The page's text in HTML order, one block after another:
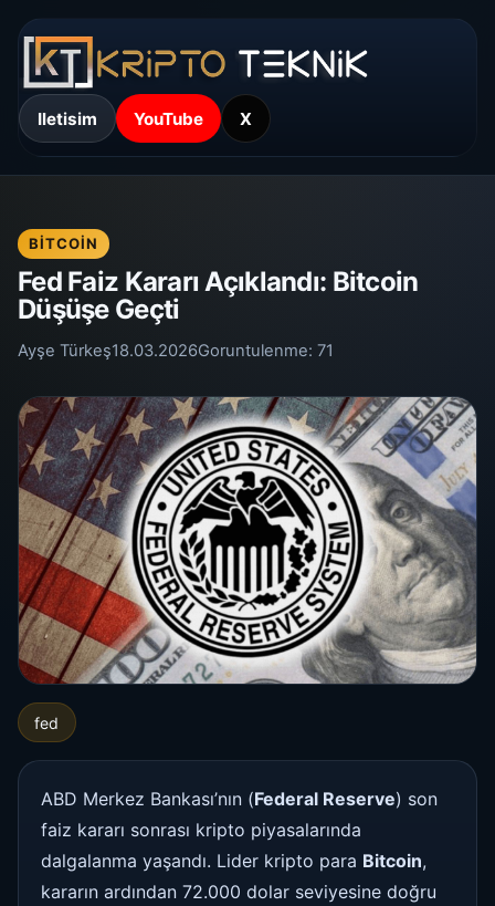
Iletisim YouTube X
BITCOIN
Fed Faiz Kararı Açıklandı: Bitcoin
Düşüşe Geçti
Ayşe Türkeş18.03.2026Goruntulenme: 71
fed
ABD Merkez Bankası’nın (Federal Reserve) son
faiz kararı sonrası kripto piyasalarında
dalgalanma yaşandı. Lider kripto para Bitcoin,
kararın ardından 72.000 dolar seviyesine doğru